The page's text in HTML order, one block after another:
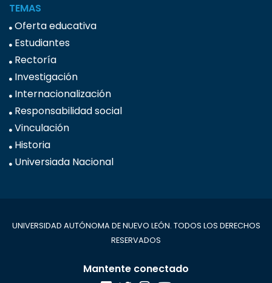
TEMAS
Oferta educativa
Estudiantes
Rectoría
Investigación
Internacionalización
Responsabilidad social
Vinculación
Historia
Universiada Nacional
UNIVERSIDAD AUTÓNOMA DE NUEVO LEÓN. TODOS LOS DERECHOS
RESERVADOS
Mantente conectado